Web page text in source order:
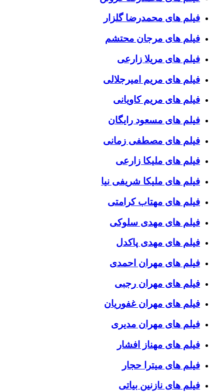
فیلم های محمدرضا گلزار
فیلم های مرجان محتشم
فیلم های مریلا زارعی
فیلم های مریم امیرجلالی
فیلم های مریم کاویانی
فیلم های مسعود رایگان
فیلم های مصطفی زمانی
فیلم های ملیکا زارعی
فیلم های ملیکا شریفی نیا
فیلم های مهتاب کرامتی
فیلم های مهدی سلوکی
فیلم های مهدی پاکدل
فیلم های مهران احمدی
فیلم های مهران رجبی
فیلم های مهران غفوریان
فیلم های مهران مدیری
فیلم های مهناز افشار
فیلم های میترا حجار
فیلم های نازنین بیاتی